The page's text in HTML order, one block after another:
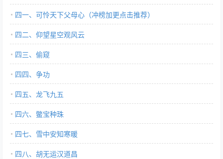
四一、可怜天下父母心（冲榜加更点击推荐）
四二、仰望星空观风云
四三、偷窥
四四、争功
四五、龙飞九五
四六、鳖宝种珠
四七、雪中安知寒暖
四八、胡无运汉道昌